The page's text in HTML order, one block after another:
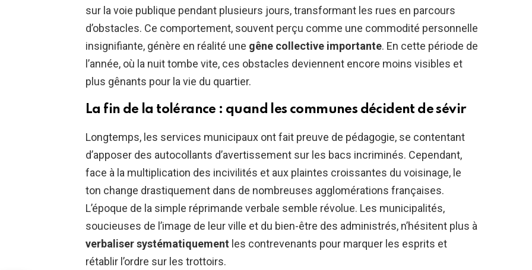
sur la voie publique pendant plusieurs jours, transformant les rues en parcours
d’obstacles. Ce comportement, souvent perçu comme une commodité personnelle
insignifiante, génère en réalité une gêne collective importante. En cette période de
l’année, où la nuit tombe vite, ces obstacles deviennent encore moins visibles et
plus gênants pour la vie du quartier.
La fin de la tolérance : quand les communes décident de sévir
Longtemps, les services municipaux ont fait preuve de pédagogie, se contentant
d’apposer des autocollants d’avertissement sur les bacs incriminés. Cependant,
face à la multiplication des incivilités et aux plaintes croissantes du voisinage, le
ton change drastiquement dans de nombreuses agglomérations françaises.
L’époque de la simple réprimande verbale semble révolue. Les municipalités,
soucieuses de l’image de leur ville et du bien-être des administrés, n’hésitent plus à
verbaliser systématiquement les contrevenants pour marquer les esprits et
rétablir l’ordre sur les trottoirs.